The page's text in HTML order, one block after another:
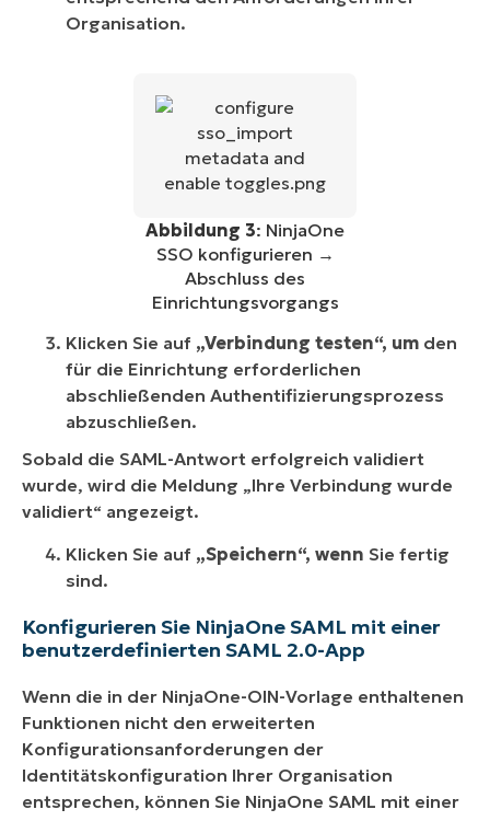
Organisation.
Abbildung 3: NinjaOne
SSO konfigurieren →
Abschluss des
Einrichtungsvorgangs
Klicken Sie auf „Verbindung testen“, um den
für die Einrichtung erforderlichen
abschließenden Authentifizierungsprozess
abzuschließen.
Sobald die SAML-Antwort erfolgreich validiert
wurde, wird die Meldung „Ihre Verbindung wurde
validiert“ angezeigt.
Klicken Sie auf „Speichern“, wenn Sie fertig
sind.
Konfigurieren Sie NinjaOne SAML mit einer
benutzerdefinierten SAML 2.0-App
Wenn die in der NinjaOne-OIN-Vorlage enthaltenen
Funktionen nicht den erweiterten
Konfigurationsanforderungen der
Identitätskonfiguration Ihrer Organisation
entsprechen, können Sie NinjaOne SAML mit einer